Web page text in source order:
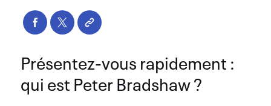
Présentez-vous rapidement :
qui est Peter Bradshaw ?